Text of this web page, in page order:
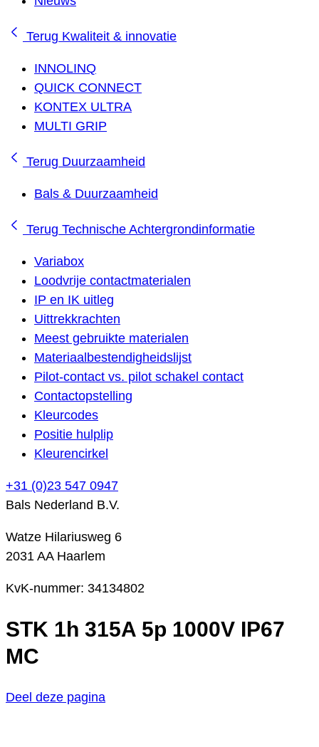
Terug Kwaliteit & innovatie
INNOLINQ
QUICK CONNECT
KONTEX ULTRA
MULTI GRIP
Terug Duurzaamheid
Bals & Duurzaamheid
Terug Technische Achtergrondinformatie
Variabox
Loodvrije contactmaterialen
IP en IK uitleg
Uittrekkrachten
Meest gebruikte materialen
Materiaalbestendigheidslijst
Pilot-contact vs. pilot schakel contact
Contactopstelling
Kleurcodes
Positie hulplip
Kleurencirkel
+31 (0)23 547 0947
Bals Nederland B.V.
Watze Hilariusweg 6
2031 AA Haarlem
KvK-nummer: 34134802
STK 1h 315A 5p 1000V IP67
MC
Deel deze pagina